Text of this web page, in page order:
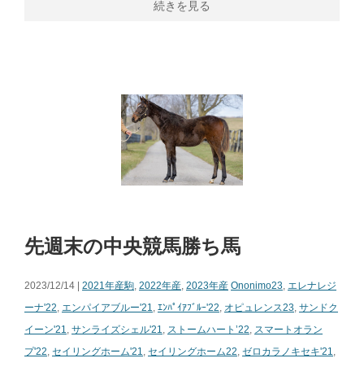
続きを見る
先週末の中央競馬勝ち馬
2023/12/14 | 2021年産駒, 2022年産, 2023年産 Ononimo23, エレナレジ
ーナ'22, エンパイアブルー'21, ｴﾝﾊﾟｲｱﾌﾞﾙｰ'22, オピュレンス23, サンドク
イーン'21, サンライズシェル'21, ストームハート’22, スマートオラン
プ'22, セイリングホーム'21, セイリングホーム22, ゼロカラノキセキ'21,